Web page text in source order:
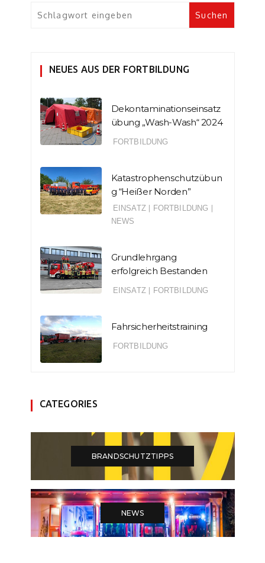
NEUES AUS DER FORTBILDUNG
Dekontaminationseinsatz
übung „Wash-Wash“ 2024
FORTBILDUNG
Katastrophenschutzübun
g “Heißer Norden”
EINSATZ FORTBILDUNG
NEWS
Grundlehrgang
erfolgreich Bestanden
EINSATZ FORTBILDUNG
Fahrsicherheitstraining
FORTBILDUNG
CATEGORIES
BRANDSCHUTZTIPPS
NEWS